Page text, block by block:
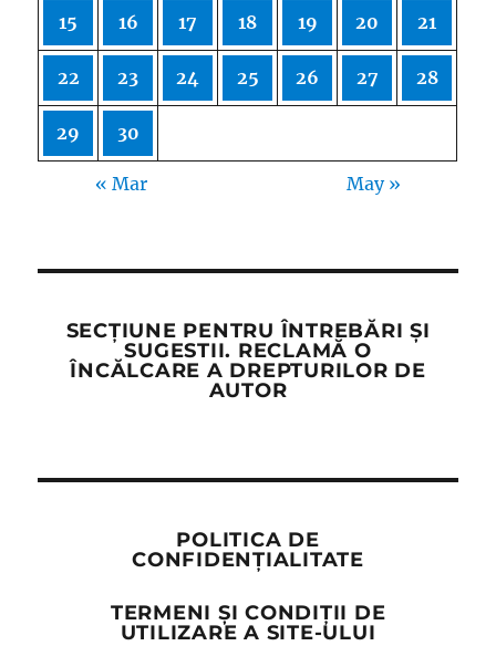
15 16 17 18 19 20 21
22 23 24 25 26 27 28
29 30
« Mar May »
SECȚIUNE PENTRU ÎNTREBĂRI ȘI
SUGESTII. RECLAMĂ O
ÎNCĂLCARE A DREPTURILOR DE
AUTOR
POLITICA DE
CONFIDENȚIALITATE
TERMENI ȘI CONDIȚII DE
UTILIZARE A SITE-ULUI